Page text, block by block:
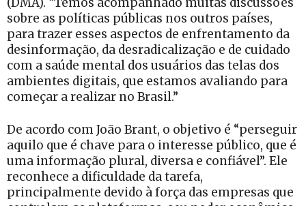
sobre as políticas públicas nos outros países,
para trazer esses aspectos de enfrentamento da
desinformação, da desradicalização e de cuidado
com a saúde mental dos usuários das telas dos
ambientes digitais, que estamos avaliando para
começar a realizar no Brasil.”
De acordo com João Brant, o objetivo é “perseguir
aquilo que é chave para o interesse público, que é
uma informação plural, diversa e confiável”. Ele
reconhece a dificuldade da tarefa,
principalmente devido à força das empresas que